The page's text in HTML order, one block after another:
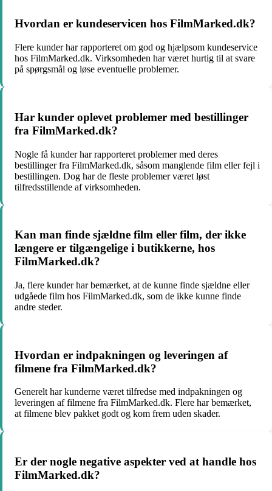
Hvordan er kundeservicen hos FilmMarked.dk?
Flere kunder har rapporteret om god og hjælpsom kundeservice
hos FilmMarked.dk. Virksomheden har været hurtig til at svare
på spørgsmål og løse eventuelle problemer.
Har kunder oplevet problemer med bestillinger
fra FilmMarked.dk?
Nogle få kunder har rapporteret problemer med deres
bestillinger fra FilmMarked.dk, såsom manglende film eller fejl i
bestillingen. Dog har de fleste problemer været løst
tilfredsstillende af virksomheden.
Kan man finde sjældne film eller film, der ikke
længere er tilgængelige i butikkerne, hos
FilmMarked.dk?
Ja, flere kunder har bemærket, at de kunne finde sjældne eller
udgåede film hos FilmMarked.dk, som de ikke kunne finde
andre steder.
Hvordan er indpakningen og leveringen af
filmene fra FilmMarked.dk?
Generelt har kunderne været tilfredse med indpakningen og
leveringen af filmene fra FilmMarked.dk. Flere har bemærket,
at filmene blev pakket godt og kom frem uden skader.
Er der nogle negative aspekter ved at handle hos
FilmMarked.dk?